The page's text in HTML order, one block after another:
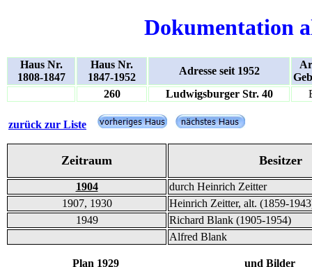
Dokumentation
Haus Nr.
1808-1847
Haus Nr.
1847-1952
Adresse seit 1952
260
Ludwigsburger Str. 40
zurück zur Liste
Zeitraum Besitzer
1904
durch Heinrich Zeitter
1907, 1930
Heinrich Zeitter, alt. (1859-
1949
Richard Blank (1905-1954)
Alfred Blank
Plan 1929 und Bilder